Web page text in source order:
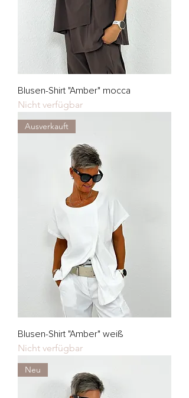
Blusen-Shirt "Amber" mocca
Nicht verfügbar
Ausverkauft
Blusen-Shirt "Amber" weiß
Nicht verfügbar
Neu